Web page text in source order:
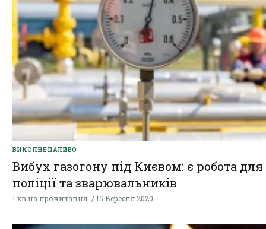
ВИКОПНЕ ПАЛИВО
Вибух газогону під Києвом: є робота для
поліції та зварювальників
1 хв на прочитання 15 Вересня 2020